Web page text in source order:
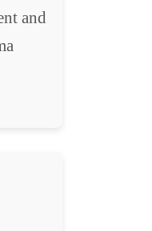
and